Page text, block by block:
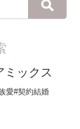
ミックス
愛#契約結婚